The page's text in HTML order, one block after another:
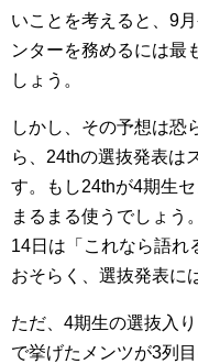
いことを考えると、9
ンターを務めるには最
しょう。
しかし、その予想は恐
ら、24thの選抜発表は
す。もし24thが4期生
まるまる使うでしょう
14日は「これなら語れ
おそらく、選抜発表に
ただ、4期生の選抜入
で挙げたメンツが3列